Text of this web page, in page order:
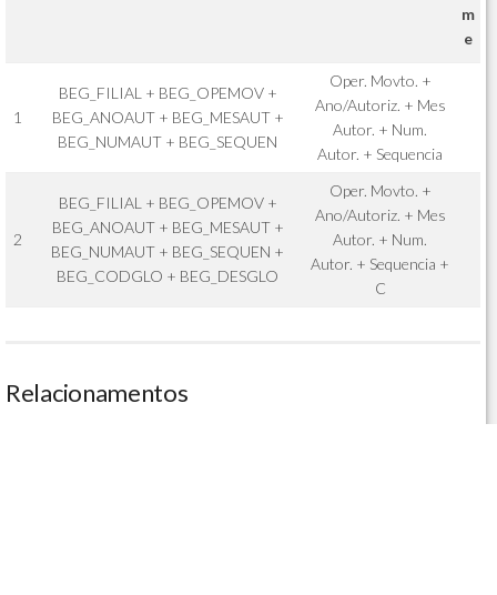
m
e
1
BEG_FILIAL + BEG_OPEMOV +
BEG_ANOAUT + BEG_MESAUT +
BEG_NUMAUT + BEG_SEQUEN
Oper. Movto. +
Ano/Autoriz. + Mes
Autor. + Num.
Autor. + Sequencia
2
BEG_FILIAL + BEG_OPEMOV +
BEG_ANOAUT + BEG_MESAUT +
BEG_NUMAUT + BEG_SEQUEN +
BEG_CODGLO + BEG_DESGLO
Oper. Movto. +
Ano/Autoriz. + Mes
Autor. + Num.
Autor. + Sequencia +
C
Relacionamentos